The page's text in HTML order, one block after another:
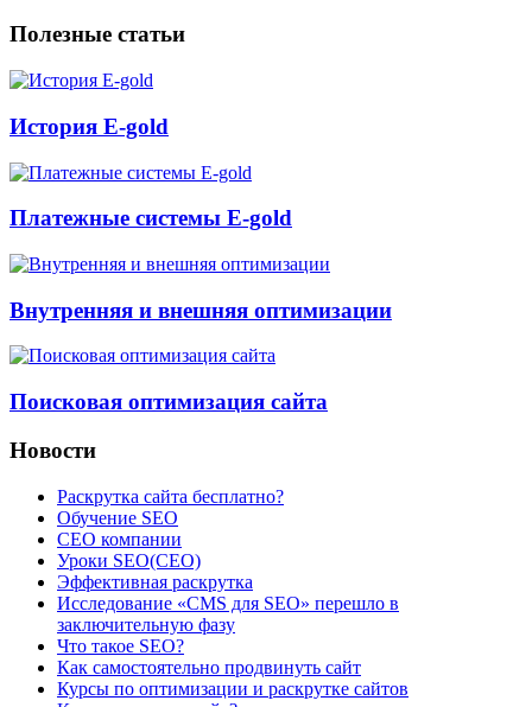
Полезные статьи
История E-gold
Платежные системы E-gold
Внутренняя и внешняя оптимизации
Поисковая оптимизация сайта
Новости
Раскрутка сайта бесплатно?
Обучение SEO
CEO компании
Уроки SEO(СЕО)
Эффективная раскрутка
Исследование «CMS для SEO» перешло в
заключительную фазу
Что такое SEO?
Как самостоятельно продвинуть сайт
Курсы по оптимизации и раскрутке сайтов